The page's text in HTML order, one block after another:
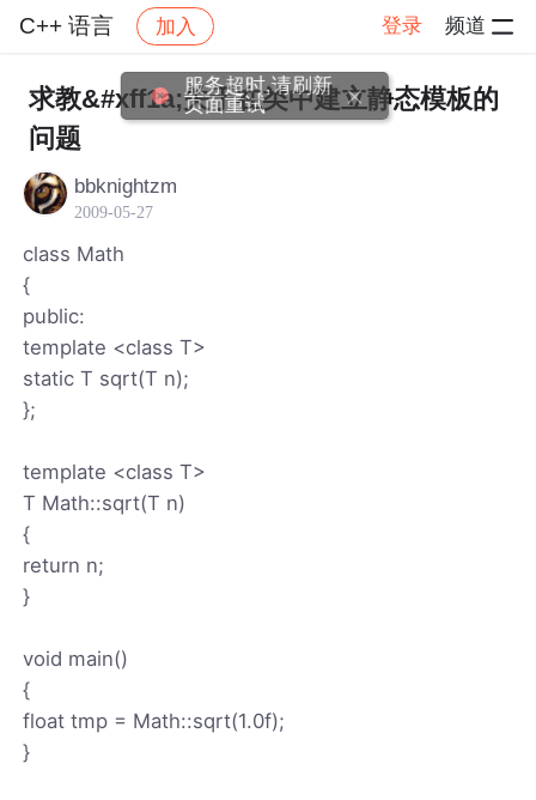
C++ 语言 加入 登录 频道
社区 C++ 语言 帖子详情
求教&#xff1a;关于在类中建立静态模板的
问题
bbknightzm
2009-05-27
class Math
{
public:
template <class T>
static T sqrt(T n);
};
template <class T>
T Math::sqrt(T n)
{
return n;
}
void main()
{
float tmp = Math::sqrt(1.0f);
}
服务超时,请刷新
页面重试